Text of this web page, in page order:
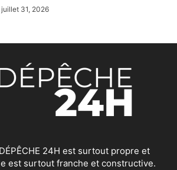
juillet 31, 2026
24H est surtout propre et
est surtout franche et constructive.